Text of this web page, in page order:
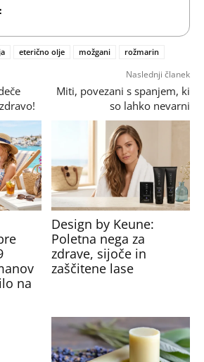
eterično olje možgani rožmarin
Naslednji članek
Miti, povezani s spanjem, ki
so lahko nevarni
na
Design by Keune:
Poletna nega za
zdrave, sijoče in
zaščitene lase